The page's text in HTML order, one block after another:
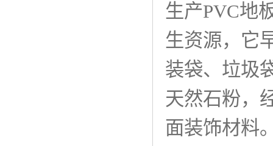
生产PVC地
生资源，它
装袋、垃圾
天然石粉，
面装饰材料